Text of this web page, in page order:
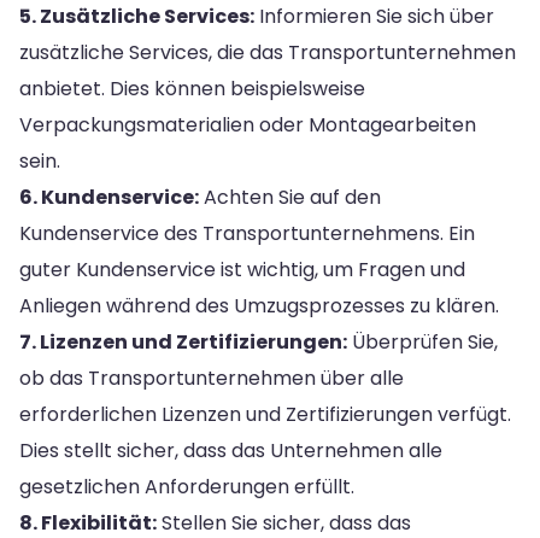
5. Zusätzliche Services: Informieren Sie sich über
zusätzliche Services, die das Transportunternehmen
anbietet. Dies können beispielsweise
Verpackungsmaterialien oder Montagearbeiten
sein.
6. Kundenservice:Achten Sie auf den
Kundenservice des Transportunternehmens. Ein
guter Kundenservice ist wichtig, um Fragen und
Anliegen während des Umzugsprozesses zu klären.
7. Lizenzen und Zertifizierungen: Überprüfen Sie,
ob das Transportunternehmen über alle
erforderlichen Lizenzen und Zertifizierungen verfügt.
Dies stellt sicher, dass das Unternehmen alle
gesetzlichen Anforderungen erfüllt.
8. Flexibilität:Stellen Sie sicher, dass das